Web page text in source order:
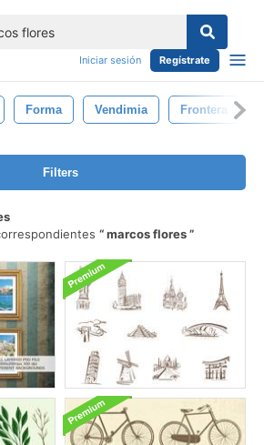
Iniciar sesión Regístrate
Forma Vendimia Frontera
Filters
marcos flores